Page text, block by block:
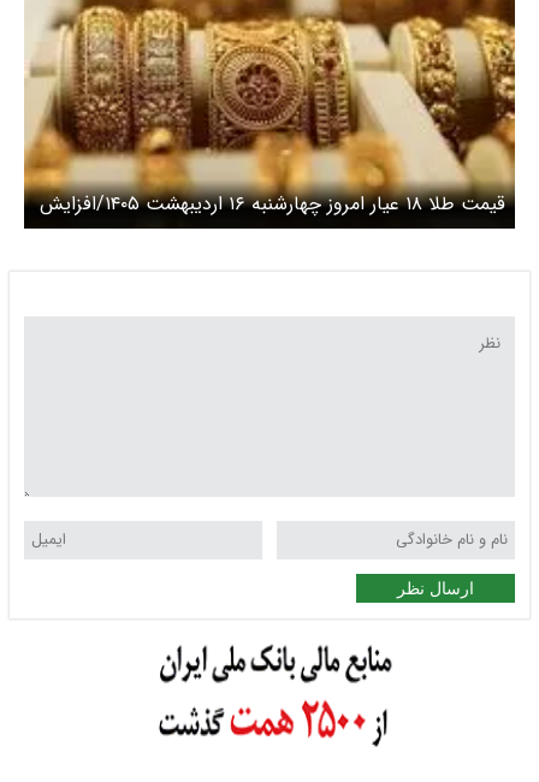
قیمت طلا ۱۸ عیار امروز چهارشنبه ۱۶ اردیبهشت ۱۴۰۵/افزایش
قیمت طلا
ارسال نظر